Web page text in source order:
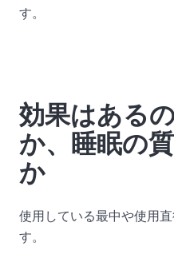
す。
効果はある
か、睡眠の
か
使用している最中や使用
す。